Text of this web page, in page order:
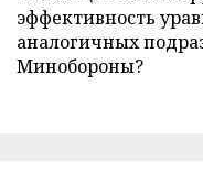
эффективность
аналогичных
Минобороны?